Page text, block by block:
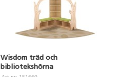
Wisdom träd och
bibliotekshörna